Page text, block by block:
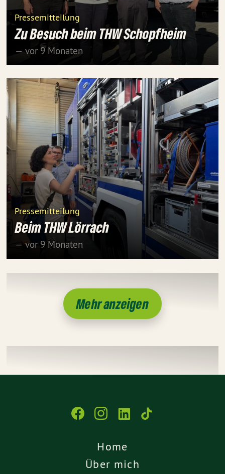
Pressemitteilung
Zu Besuch beim THW Schopfheim
— vor 9 Monaten
Pressemitteilung
Beim THW Lörrach
— vor 9 Monaten
Mehr anzeigen
Home
Über mich